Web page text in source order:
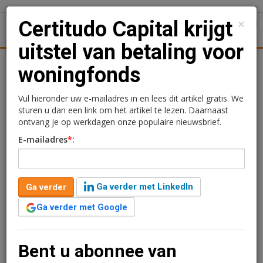
Juridisch | Fiscaal Transacties
Certitudo Capital krijgt
uitstel van betaling voor
woningfonds
Lola Cooper
25 augustus 2023 om 09:54
3 jaar geleden aangepast
3 minuten leestijd
Certitudo Residential Growth Fund, een woningfonds
Sinds 2022 heeft de ontwikkelaar een aantal
×
Certitudo Capital krijgt
uitstel van betaling voor
woningfonds
Vul hieronder uw e-mailadres in en lees dit artikel gratis. We
sturen u dan een link om het artikel te lezen. Daarnaast
ontvang je op werkdagen onze populaire nieuwsbrief.
E-mailadres*:
Ga verder
Ga verder met LinkedIn
Ga verder met Google
Bent u abonnee van